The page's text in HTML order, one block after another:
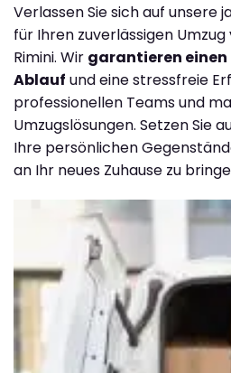
Verlassen Sie sich auf unsere
für Ihren zuverlässigen
Rimini. Wir garantieren
Ablauf und eine stressfreie
professionellen Teams und
Umzugslösungen. Setzen Sie
Ihre persönlichen
an Ihr neues Zuhause zu